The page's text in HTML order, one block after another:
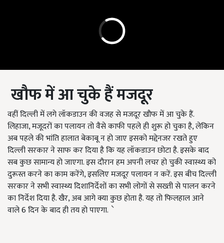
खौफ में आ चुके हैं मजदूर
वहीं दिल्ली में लगे लॉकडाउन की वजह से मजदूर खौफ में आ चुके हैं.
लिहाजा, मजूदरों का पलायन तो वैसे काफी पहले ही शुरू हो चुका है, लेकिन
अब पहले की भांति हालात बेकाबू न हो जाए इसको मद्देनजर रखते हुए
दिल्ली सरकार ने साफ कर दिया है कि यह लॉकडाउन छोटा है. इसके बाद
सब कुछ सामान्य हो जाएगा. इस दौरान हम अपनी लचर हो चुकी स्वास्थ्य को
दुरूस्त करने का काम करेंगे, इसलिए मजदूर पलायन न करें. इस बीच दिल्ली
सरकार ने सभी स्वास्थ्य दिशानिर्देशों का सभी लोगों से सख्ती से पालन करने
का निर्देश दिया है. खैर, अब आगे क्या कुछ होता है. यह तो फिलहाल आने
वाले 6 दिन के बाद ही तय हो पाएगा. े